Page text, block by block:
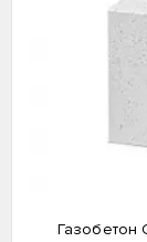
Газобетон